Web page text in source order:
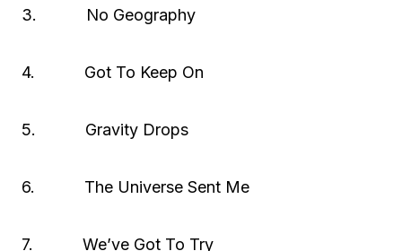
3. No Geography
4. Got To Keep On
5. Gravity Drops
6. The Universe Sent Me
7. We’ve Got To Try